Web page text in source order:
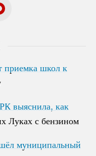
приемка школ к
приемка школ к
выяснила, как
Луках с бензином
выяснила, как
Луках с бензином
муниципальный
муниципальный